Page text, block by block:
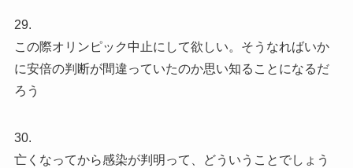
29.
この際オリンピック中止にして欲しい。そうなればいか
に安倍の判断が間違っていたのか思い知ることになるだ
ろう
30.
亡くなってから感染が判明って、どういうことでしょう